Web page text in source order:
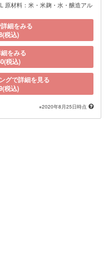
原材料：米・米麹・水・醸造アル
細をみる
税込)
をみる
税込)
グで詳細を見る
税込)
※2020年8月25日時点